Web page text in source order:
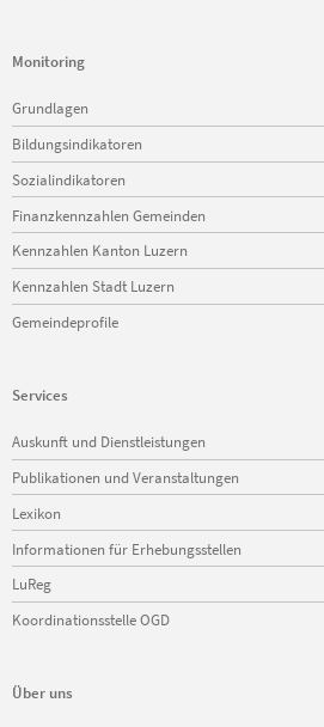
Monitoring
Navigation
überspringen
Grundlagen
Bildungsindikatoren
Sozialindikatoren
Finanzkennzahlen Gemeinden
Kennzahlen Kanton Luzern
Kennzahlen Stadt Luzern
Gemeindeprofile
Services
Navigation
überspringen
Auskunft und Dienstleistungen
Publikationen und Veranstaltungen
Lexikon
Informationen für Erhebungsstellen
LuReg
Koordinationsstelle OGD
Über uns